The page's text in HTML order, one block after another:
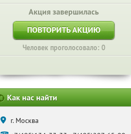
Акция завершилась
ПОВТОРИТЬ АКЦИЮ
Человек проголосовало: 0
Как нас найти
г. Москва